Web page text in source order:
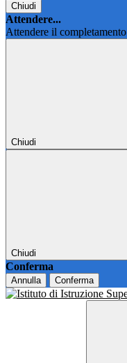
Chiudi
Attendere...
Attendere il
Chiudi
Chiudi
Conferma
Annulla Conferma